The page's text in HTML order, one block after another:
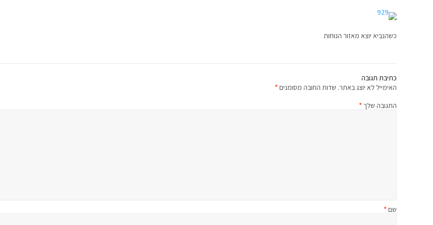
כשהנביא יוצא מאזור הנוחות
כתיבת תגובה
האימייל לא יוצג באתר. שדות החובה מסומנים*
התגובה שלך*
שם*